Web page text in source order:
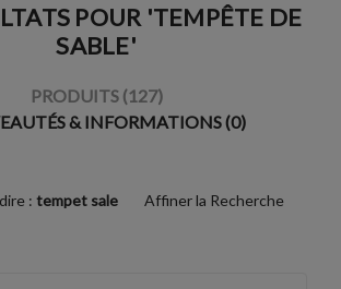
POUR 'TEMPÊTE DE
SABLE'
PRODUITS (127)
& INFORMATIONS (0)
: tempet sale Affiner la Recherche